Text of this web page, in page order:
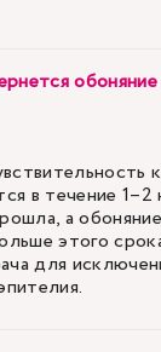
в течение
а
этого
для